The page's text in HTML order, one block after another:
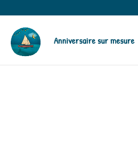
Anniversaire sur mesure